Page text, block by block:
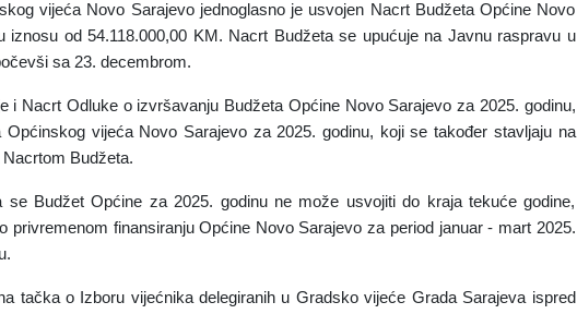
vijeća Novo Sarajevo jednoglasno je usvojen Nacrt Budžeta Općine Novo
iznosu od 54.118.000,00 KM. Nacrt Budžeta se upućuje na Javnu raspravu u
sa 23. decembrom.
i Nacrt Odluke o izvršavanju Budžeta Općine Novo Sarajevo za 2025. godinu,
Općinskog vijeća Novo Sarajevo za 2025. godinu, koji se također stavljaju na
Budžeta.
se Budžet Općine za 2025. godinu ne može usvojiti do kraja tekuće godine,
privremenom finansiranju Općine Novo Sarajevo za period januar - mart 2025.
tačka o Izboru vijećnika delegiranih u Gradsko vijeće Grada Sarajeva ispred